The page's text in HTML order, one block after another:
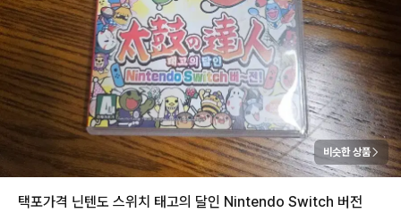
비슷한 상품
택포가격 닌텐도 스위치 태고의 달인 Nintendo Switch 버전